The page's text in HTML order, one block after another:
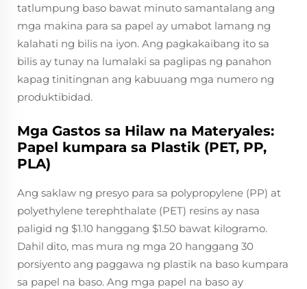
tatlumpung baso bawat minuto samantalang ang
mga makina para sa papel ay umabot lamang ng
kalahati ng bilis na iyon. Ang pagkakaibang ito sa
bilis ay tunay na lumalaki sa paglipas ng panahon
kapag tinitingnan ang kabuuang mga numero ng
produktibidad.
Mga Gastos sa Hilaw na Materyales:
Papel kumpara sa Plastik (PET, PP,
PLA)
Ang saklaw ng presyo para sa polypropylene (PP) at
polyethylene terephthalate (PET) resins ay nasa
paligid ng $1.10 hanggang $1.50 bawat kilogramo.
Dahil dito, mas mura ng mga 20 hanggang 30
porsiyento ang paggawa ng plastik na baso kumpara
sa papel na baso. Ang mga papel na baso ay